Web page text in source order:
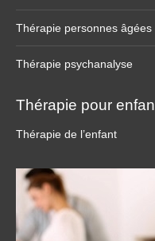
Thérapie personnes âgées
Thérapie psychanalyse
Thérapie pour
Thérapie de l’enfant